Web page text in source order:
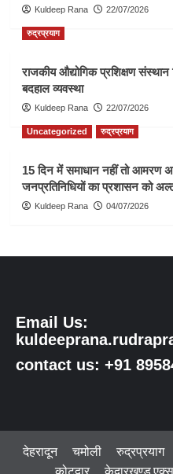
Kuldeep Rana 22/07/2026
रुद्रप्रयाग
राजकीय औद्योगिक प्रशिक्षण संस्थान
बदहाल व्यवस्था
Kuldeep Rana 22/07/2026
Uncategorized रुद्रप्रयाग
15 दिन में समाधान नहीं तो आमरण
जनप्रतिनिधियों का प्रशासन को
Kuldeep Rana 04/07/2026
Email Us:
contact us: +91
देहरादून चमोली रुद्रप्रयाग
कोटद्वार
केदारखण्ड